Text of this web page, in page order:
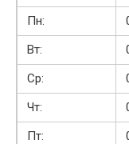
Пн:
Вт:
Ср:
Чт:
Пт: